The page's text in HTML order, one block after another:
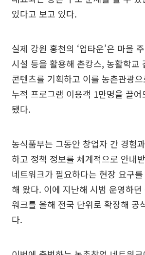
있다고 보고 있다.
실제 강원 홍천의 ‘업타운’은 마을
시설 등을 활용해 촌캉스, 농활학교
콘텐츠를 기획하고 이를 농촌관광
누적 프로그램 이용객 1만명을 끌
됐다.
농식품부는 그동안 창업자 간 경험
하고 정책 정보를 체계적으로 안내
네트워크가 필요하다는 현장 요구
해 왔다. 이에 지난해 시범 운영하
워크를 올해 전국 단위로 확장해 공
다.